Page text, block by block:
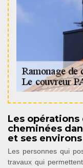
Les
cheminées
et ses environs
Les personnes qui
travaux qui